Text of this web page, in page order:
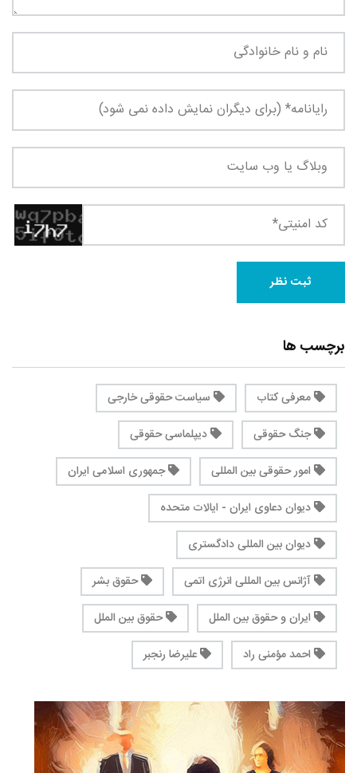
برچسب ها
معرفی کتاب
سیاست حقوقی خارجی
جنگ حقوقی
دیپلماسی حقوقی
امور حقوقی بین المللی
جمهوری اسلامی ایران
دیوان دعاوی ایران - ایالات متحده
دیوان بین المللی دادگستری
آژانس بین المللی انرژی اتمی
حقوق بشر
ایران و حقوق بین الملل
حقوق بین الملل
احمد مؤمنی راد
علیرضا رنجبر